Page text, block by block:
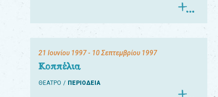
21 Ιουνίου 1997- 10 Σεπτεμβρίου 1997
Κοππέλια
ΘΕΑΤΡΟ ΠΕΡΙΟΔΕΙΑ